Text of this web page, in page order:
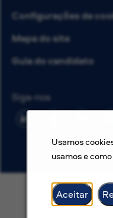
Usamos
usamos e
Aceitar
Configurações de
Mapa do site
Guia do candidato
Siga-nos